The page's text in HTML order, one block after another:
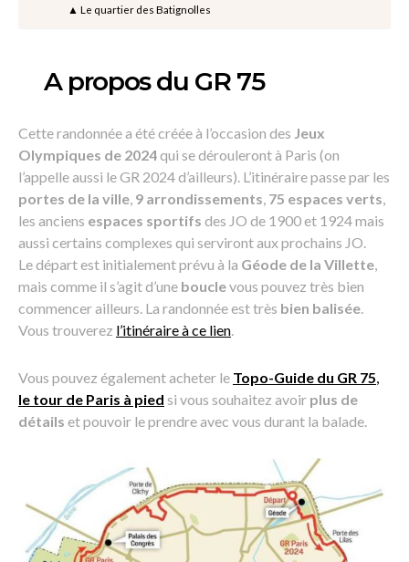
▲ Le quartier des Batignolles
A propos du GR 75
Cette randonnée a été créée à l’occasion des Jeux
Olympiques de 2024qui se dérouleront à Paris (on
l’appelle aussi le GR 2024 d’ailleurs). L’itinéraire passe par les
portes de la ville, 9 arrondissements, 75 espaces verts,
les anciens espaces sportifs des JO de 1900 et 1924 mais
aussi certains complexes qui serviront aux prochains JO.
Le départ est initialement prévu à la Géode de la Villette,
mais comme il s’agit d’une bouclevous pouvez très bien
commencer ailleurs. La randonnée est très bien balisée.
Vous trouverez l’itinéraire à ce lien.
Vous pouvez également acheter le Topo-Guide du GR 75,
le tour de Paris à pied si vous souhaitez avoir plus de
détails et pouvoir le prendre avec vous durant la balade.